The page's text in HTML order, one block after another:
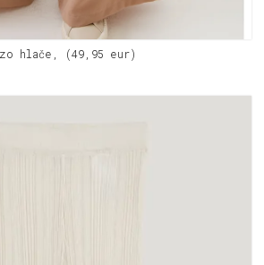
hlače, (49,95 eur)